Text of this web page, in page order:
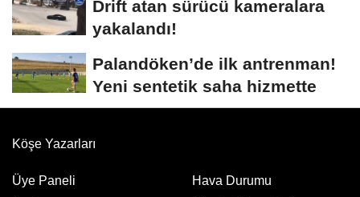
Drift atan sürücü kameralara
yakalandı!
Palandöken’de ilk antrenman!
Yeni sentetik saha hizmette
Köşe Yazarları
Üye Paneli
Hava Durumu